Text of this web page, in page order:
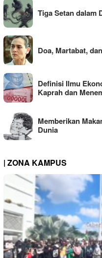
Tiga Setan dalam
Doa, Martabat,
Definisi Ilmu
Kaprah dan
Memberikan
Dunia
| ZONA KAMPUS